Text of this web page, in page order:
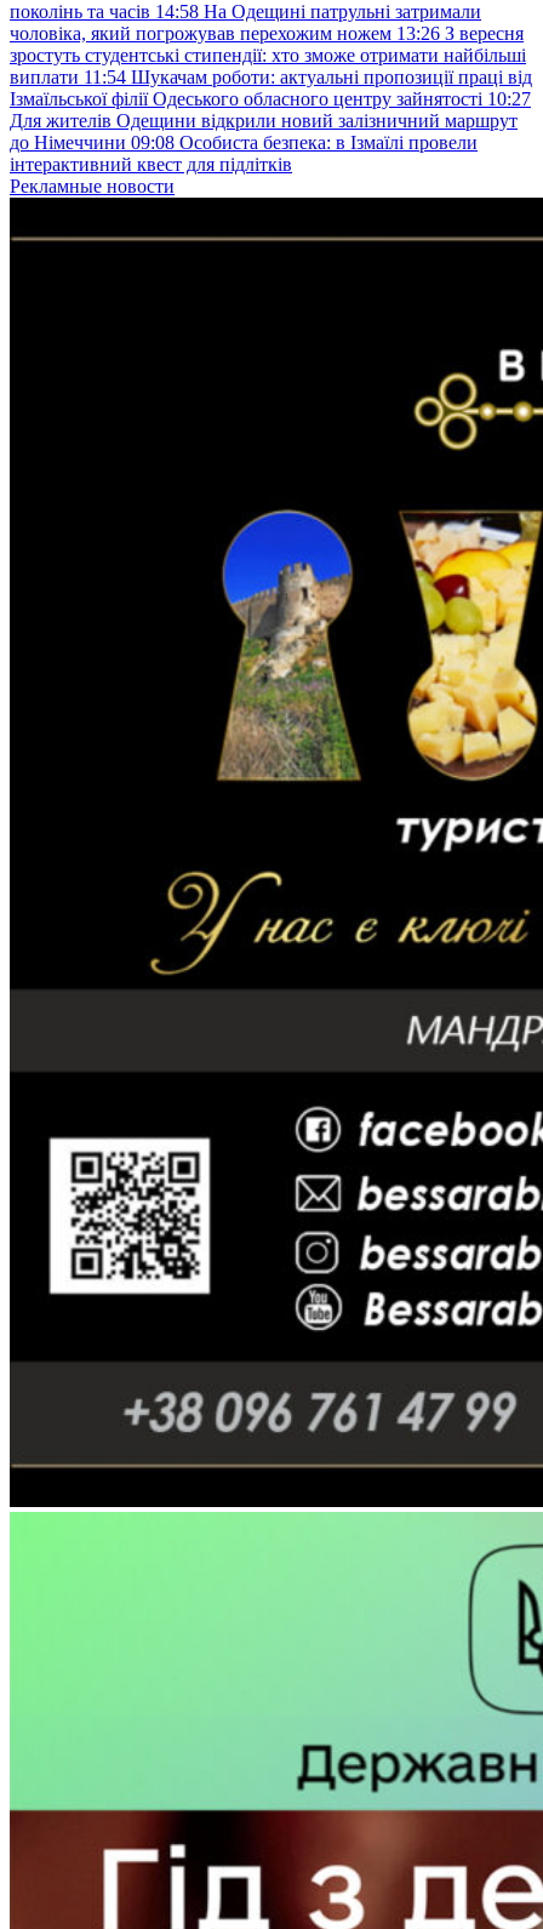
поколінь та часів 14:58 На Одещині патрульні затримали
чоловіка, який погрожував перехожим ножем 13:26 З вересня
зростуть студентські стипендії: хто зможе отримати найбільші
виплати 11:54 Шукачам роботи: актуальні пропозиції праці від
Ізмаїльської філії Одеського обласного центру зайнятості 10:27
Для жителів Одещини відкрили новий залізничний маршрут
до Німеччини 09:08 Особиста безпека: в Ізмаїлі провели
інтерактивний квест для підлітків
Рекламные новости